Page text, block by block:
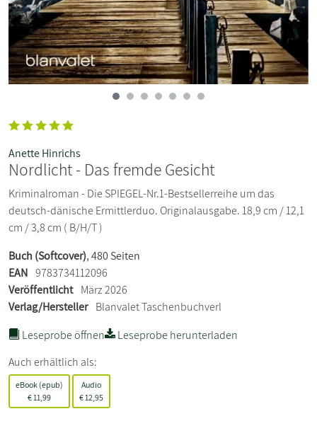
Anette Hinrichs
Nordlicht - Das fremde Gesicht
Kriminalroman - Die SPIEGEL-Nr.1-Bestsellerreihe um das
deutsch-dänische Ermittlerduo. Originalausgabe. 18,9 cm / 12,1
cm / 3,8 cm ( B/H/T )
Buch (Softcover), 480 Seiten
EAN 9783734112096
Veröffentlicht März 2026
Verlag/Hersteller Blanvalet Taschenbuchverl
Leseprobe öffnen
Leseprobe herunterladen
Auch erhältlich als:
eBook (epub)
€11,99
Audio
€12,95